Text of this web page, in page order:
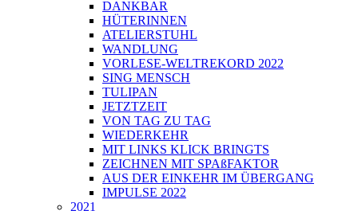
DANKBAR
HÜTERINNEN
ATELIERSTUHL
WANDLUNG
VORLESE-WELTREKORD 2022
SING MENSCH
TULIPAN
JETZTZEIT
VON TAG ZU TAG
WIEDERKEHR
MIT LINKS KLICK BRINGTS
ZEICHNEN MIT SPAßFAKTOR
AUS DER EINKEHR IM ÜBERGANG
IMPULSE 2022
2021